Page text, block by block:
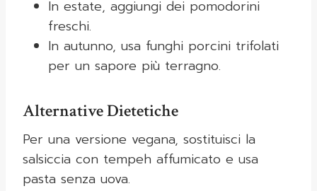
In estate, aggiungi dei pomodorini
freschi.
In autunno, usa funghi porcini trifolati
per un sapore più terragno.
Alternative Dietetiche
Per una versione vegana, sostituisci la
salsiccia con tempeh affumicato e usa
pasta senza uova.